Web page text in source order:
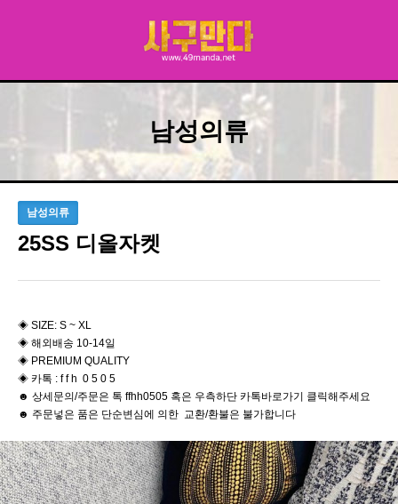
남성의류
남성의류
25SS 디올자켓
◈ SIZE: S ~ XL
◈ 해외배송 10-14일
◈ PREMIUM QUALITY
◈ 카톡 : f f h 0 5 0 5
☻ 상세문의/주문은 톡 ffhh0505 혹은 우측하단 카톡바로가기 클릭해주세요
☻ 주문넣은 품은 단순변심에 의한 교환/환불은 불가합니다